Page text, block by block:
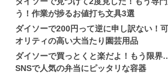
う！作業が捗るお値打ち文具3選
ダイソーで200円って逆に申し訳ない！
オリティの高い大当たり園芸用品
ダイソーで買っとくと楽だよ！もう限界
SNSで人気の弁当にピッタリな容器